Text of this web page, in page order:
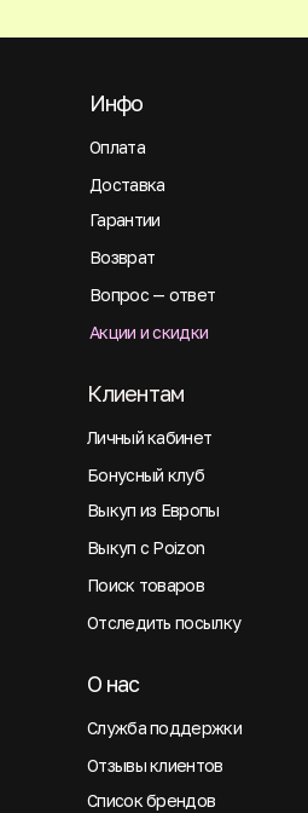
Оплата
Инфо
Доставка
Гарантии
Возврат
Вопрос — ответ
Акции и скидки
Личный кабинет
Клиентам
Бонусный клуб
Выкуп из Европы
Выкуп с Poizon
Поиск товаров
Отследить посылку
Служба поддержки
О нас
Отзывы клиентов
Список брендов